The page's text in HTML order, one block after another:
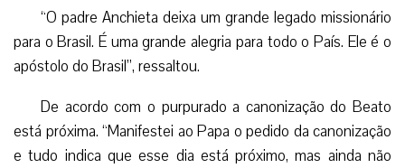
“O padre Anchieta deixa um grande legado missionário
para o Brasil. É uma grande alegria para todo o País. Ele é o
apóstolo do Brasil”, ressaltou.
De acordo com o purpurado a canonização do Beato
está próxima. “Manifestei ao Papa o pedido da canonização
e tudo indica que esse dia está próximo, mas ainda não